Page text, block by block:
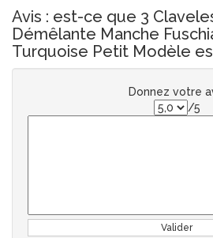
Avis : est-ce que 3
Démêlante Manche
Turquoise Petit Modèle
Donnez votre
/5
Valider